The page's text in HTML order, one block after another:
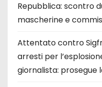
Repubblica: scontro
mascherine e
Attentato contro
arresti per
giornalista: prosegue